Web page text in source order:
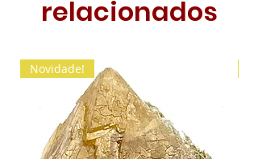
relacionados
Novidade!